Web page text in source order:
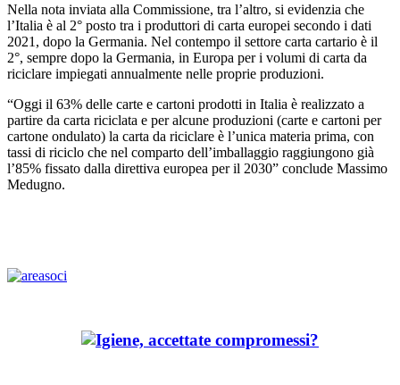
Nella nota inviata alla Commissione, tra l’altro, si evidenzia che
lʼItalia è al 2° posto tra i produttori di carta europei secondo i dati
2021, dopo la Germania. Nel contempo il settore carta cartario è il
2°, sempre dopo la Germania, in Europa per i volumi di carta da
riciclare impiegati annualmente nelle proprie produzioni.
“Oggi il 63% delle carte e cartoni prodotti in Italia è realizzato a
partire da carta riciclata e per alcune produzioni (carte e cartoni per
cartone ondulato) la carta da riciclare è l’unica materia prima, con
tassi di riciclo che nel comparto dellʼimballaggio raggiungono già
l’85% fissato dalla direttiva europea per il 2030” conclude Massimo
Medugno.